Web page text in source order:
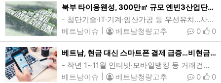
북부 타이응웬성, 300만㎡ 규모 옌빈3산업단지 개발…부총리 승인
- 첨단기술·IT·기계·임산가공 등 우선유치…사업비 4.1조동(1.6억달러)- 올해 산업용부동산 성장세 지속 전망…임대료 매분기 2~5% 오를듯베트남 북부 산업중심지중 하나인 타이응웬성에 300헥타르 규모 산업단지가 신설될 예정이다. 타이응웬성은 관내 5개 산단을 보유한 북부지방 산업중심지중 하나로, 작년 기준 이들 산업단지 입주기업은 모두 317곳에 집계됐다. 이중 FDI 프로젝트는 178개, 총등록자본금은 110억달러에 달했다. (그래픽=BMK그룹)[인사이드비나=하노이, 떤 풍(Tan phung) 기자] 베트남…
베트남이슈
베트남청량고추 0
0
베트남, 현금 대신 스마트폰 결제 급증…비현금결제 ‘대세’
- 작년 1~11월 인터넷·모바일뱅킹 등 거래건수 6.8~106.7%↑- QR코드, 편의성·보안성·속도 등 강점…전자제품·귀금속·금융투자 영역 확대베트남에서 QR코드와 전자지갑 이체 등 현금을 사용하지 않는 결제수단이 지속적으로 늘어나고 있다. 베트남 중앙은행에 따르면 작년 1~11월 비현금결제 거래건수와 거래액은 전년동기대비 각각 56.8%, 33.7% 늘어난 것으로 집계됐다. (사진=vneconomy)[인사이드비나=하노이, 장연환 기자] 베트남에서 QR코드와 전자지갑 이체 등 현금을 사용하지 않는 결제…
베트남이슈
베트남청량고추 0
0